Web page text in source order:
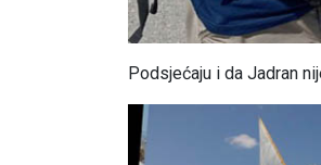
Podsjećaju i da Jadran